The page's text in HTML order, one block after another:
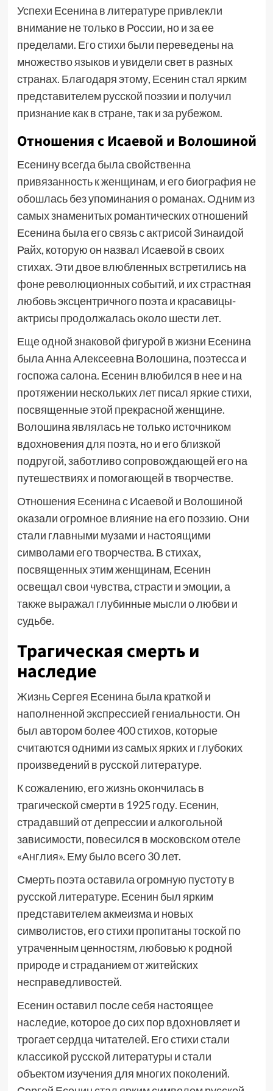
Успехи Есенина в литературе привлекли
внимание не только в России, но и за ее
пределами. Его стихи были переведены на
множество языков и увидели свет в разных
странах. Благодаря этому, Есенин стал ярким
представителем русской поэзии и получил
признание как в стране, так и за рубежом.
Отношения с Исаевой и Волошиной
Есенину всегда была свойственна
привязанность к женщинам, и его биография не
обошлась без упоминания о романах. Одним из
самых знаменитых романтических отношений
Есенина была его связь с актрисой Зинаидой
Райх, которую он назвал Исаевой в своих
стихах. Эти двое влюбленных встретились на
фоне революционных событий, и их страстная
любовь эксцентричного поэта и красавицы-
актрисы продолжалась около шести лет.
Еще одной знаковой фигурой в жизни Есенина
была Анна Алексеевна Волошина, поэтесса и
госпожа салона. Есенин влюбился в нее и на
протяжении нескольких лет писал яркие стихи,
посвященные этой прекрасной женщине.
Волошина являлась не только источником
вдохновения для поэта, но и его близкой
подругой, заботливо сопровождающей его на
путешествиях и помогающей в творчестве.
Отношения Есенина с Исаевой и Волошиной
оказали огромное влияние на его поэзию. Они
стали главными музами и настоящими
символами его творчества. В стихах,
посвященных этим женщинам, Есенин
освещал свои чувства, страсти и эмоции, а
также выражал глубинные мысли о любви и
судьбе.
Трагическая смерть и
наследие
Жизнь Сергея Есенина была краткой и
наполненной экспрессией гениальности. Он
был автором более 400 стихов, которые
считаются одними из самых ярких и глубоких
произведений в русской литературе.
К сожалению, его жизнь окончилась в
трагической смерти в 1925 году. Есенин,
страдавший от депрессии и алкогольной
зависимости, повесился в московском отеле
«Англия». Ему было всего 30 лет.
Смерть поэта оставила огромную пустоту в
русской литературе. Есенин был ярким
представителем акмеизма и новых
символистов, его стихи пропитаны тоской по
утраченным ценностям, любовью к родной
природе и страданием от житейских
несправедливостей.
Есенин оставил после себя настоящее
наследие, которое до сих пор вдохновляет и
трогает сердца читателей. Его стихи стали
классикой русской литературы и стали
объектом изучения для многих поколений.